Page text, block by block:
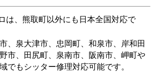
は、熊取町以外にも日本全国対応で
、泉大津市、忠岡町、和泉市、岸和田
市、田尻町、泉南市、阪南市、岬町や
でもシッター修理対応可能です。